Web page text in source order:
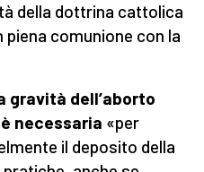
della dottrina cattolica
comunione con la
gravità dell’aborto
necessaria «per
il deposito della